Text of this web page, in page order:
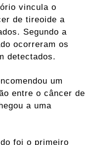
vincula o
de tireoide a
Segundo a
ocorreram os
detectados.
um
entre o câncer de
a uma
foi o primeiro